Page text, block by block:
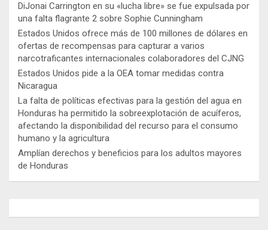
DiJonai Carrington en su «lucha libre» se fue expulsada por
una falta flagrante 2 sobre Sophie Cunningham
Estados Unidos ofrece más de 100 millones de dólares en
ofertas de recompensas para capturar a varios
narcotraficantes internacionales colaboradores del CJNG
Estados Unidos pide a la OEA tomar medidas contra
Nicaragua
La falta de políticas efectivas para la gestión del agua en
Honduras ha permitido la sobreexplotación de acuíferos,
afectando la disponibilidad del recurso para el consumo
humano y la agricultura
Amplían derechos y beneficios para los adultos mayores
de Honduras